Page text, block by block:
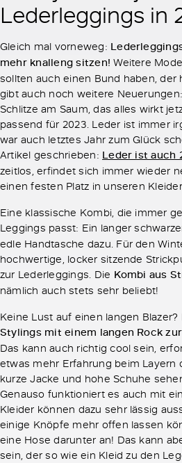
Lederleggings in
Gleich mal vorneweg:
mehr knalleng sitzen! Weitere
sollten auch einen Bund haben, der
gibt auch noch weitere
Schlitze am Saum, das alles wirkt
passend für 2023. Leder ist immer
war auch letztes Jahr zum Glück
Artikel geschrieben: Leder ist auch
zeitlos, erfindet sich immer wieder
einen festen Platz in unseren
Eine klassische Kombi, die immer
Leggings passt: Ein langer
edle Handtasche dazu. Für den
hochwertige, locker sitzende
zur Lederleggings. Die Kombi aus
nämlich auch stets sehr beliebt!
Keine Lust auf einen langen
Stylings mit einem langen Rock
Das kann auch richtig cool sein,
etwas mehr Erfahrung beim Layern
kurze Jacke und hohe Schuhe
Genauso funktioniert es auch mit
Kleider können dazu sehr lässig
einige Knöpfe mehr offen lassen
eine Hose darunter an! Das kann
sein, der so wie ein Kleid zu den